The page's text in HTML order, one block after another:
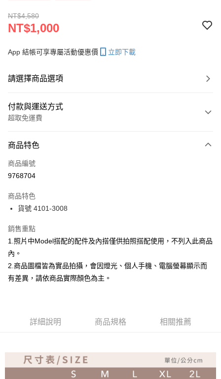
NT$4,580
NT$1,000
App 結帳可享專屬活動優惠價 立即下載
請選擇商品選項
付款與運送方式
超取免運費
信用卡一次付款
超商取貨付款
ATM付款
運送方式
全家取貨付款
付款後全家取貨
免運費
商品特色
商品編號
9768704
商品特色
貨號 4101-3008
銷售重點
1.照片中Model搭配的配件及內搭僅供拍照搭配使用，不列入此商品
內。
2.商品圖檔皆為實品拍攝，會因燈光、個人手機、電腦螢幕顯示而
有差異，請依商品實際顏色為主。
詳細說明 商品規格 相關推薦